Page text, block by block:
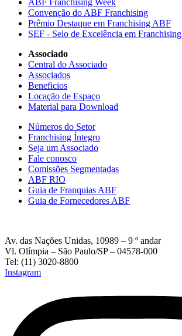
Convenção do ABF Franchising
Prêmio Destaque em Franchising ABF
SEF - Selo de Excelência em Franchising
Associado
Central do Associado
Associados
Beneficios
Locação de Espaço
Material para Download
Números do Setor
Franchising Íntegro
Seja um Associado
Fale conosco
Comissões Segmentadas
ABF RIO
Guia de Franquias ABF
Guia de Fornecedores ABF
Av. das Nações Unidas, 10989 – 9 º andar
Vl. Olímpia – São Paulo/SP – 04578-000
Tel: (11) 3020-8800
Instagram